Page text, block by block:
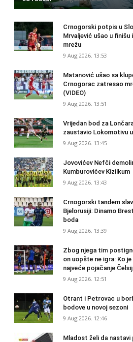
Crnogorski potpis u
Mrvaljević ušao u finišu
mrežu
9 Aug 2026. 13:53
Matanović ušao sa
Crnogorac zatresao
(VIDEO)
9 Aug 2026. 13:51
Vrijedan bod za
zaustavio Lokomotivu
9 Aug 2026. 13:45
Jovovićev Nefči
Kumburovićev Kizilkum
9 Aug 2026. 13:43
Crnogorski tandem
Bjelorusiji: Dinamo
boda
9 Aug 2026. 13:39
Zbog njega tim
on uopšte ne igra: Ko
najveće pojačanje
9 Aug 2026. 12:51
Otrant i Petrovac u
bodove u novoj sezoni
9 Aug 2026. 12:46
Mladost želi da